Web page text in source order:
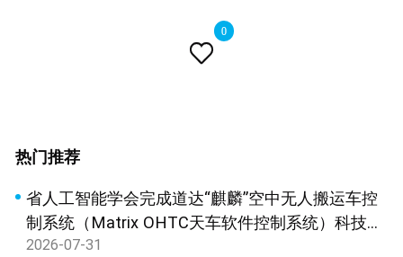

0
热门推荐
省人工智能学会完成道达“麒麟”空中无人搬运车控
制系统（Matrix OHTC天车软件控制系统）科技成
果鉴定
2026-07-31